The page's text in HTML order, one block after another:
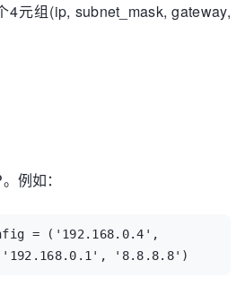
4元组(ip, subnet_mask, gateway,
例如：
= ( '192.168.0.4' ,
'192.168.0.1' , '8.8.8.8' )